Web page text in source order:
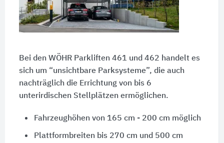
Bei den WÖHR Parkliften 461 und 462 handelt es
sich um “unsichtbare Parksysteme”, die auch
nachträglich die Errichtung von bis 6
unterirdischen Stellplätzen ermöglichen.
Fahrzeughöhen von 165 cm - 200 cm möglich
Plattformbreiten bis 270 cm und 500 cm